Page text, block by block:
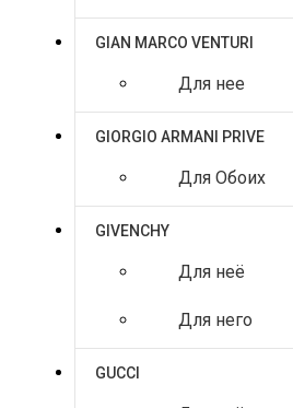
GIAN MARCO VENTURI
Для нее
GIORGIO ARMANI PRIVE
Для Обоих
GIVENCHY
Для неё
Для него
GUCCI